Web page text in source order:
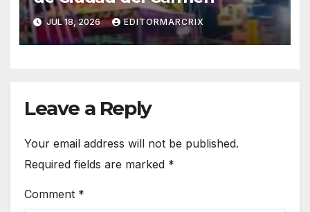
JUL 18, 2026 EDITORMARCRIX
Leave a Reply
Your email address will not be published.
Required fields are marked *
Comment *